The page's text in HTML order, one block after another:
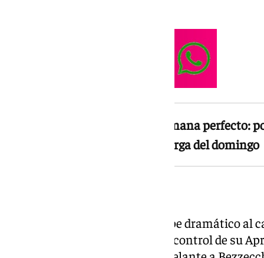
Márquez completa un fin de semana perfecto:
sábado y triunfo en la carrera larga del domingo
La carrera comenzó con un golpe dramático al
los semáforos, Martín perdió el control de su